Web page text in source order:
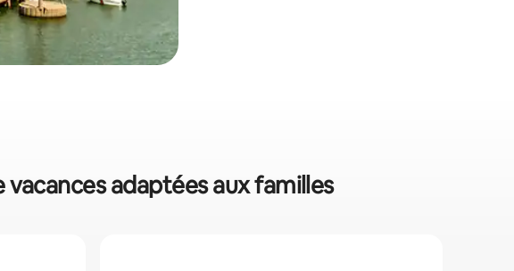
adaptées aux familles